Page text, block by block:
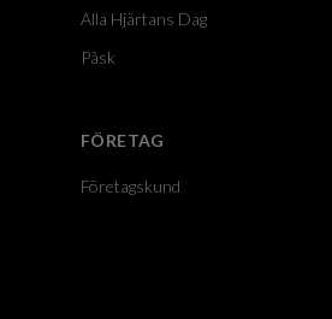
Alla Hjärtans Dag
Påsk
FÖRETAG
Företagskund